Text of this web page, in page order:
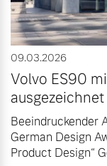
09.03.2026
Volvo ES90
ausgezeichnet
Beeindruckender
German Design
Product Design“